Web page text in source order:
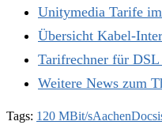
Unitymedia Tarife
Übersicht Kabel-
Tarifrechner für
Weitere News zum
Tags: 120 MBit/sAachen